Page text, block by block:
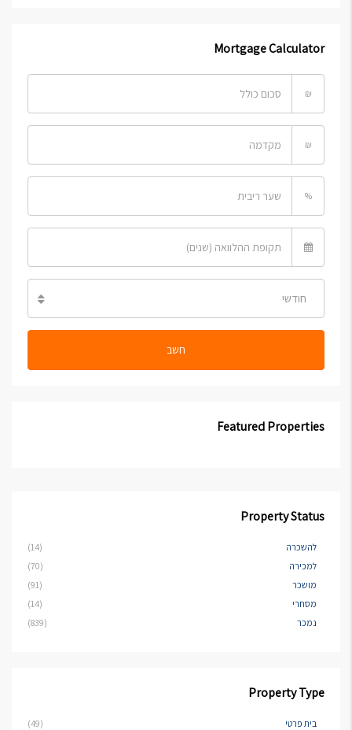
Mortgage Calculator
₪
₪
%
חודשי
חשב
Featured Properties
Property Status
להשכרה
(14)
למכירה
(70)
מושכר
(91)
מסחרי
(14)
נמכר
(839)
Property Type
בית פרטי (49)